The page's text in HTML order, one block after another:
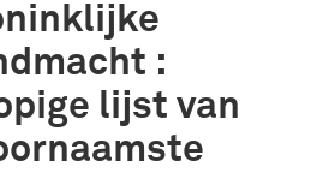
:
lijst van